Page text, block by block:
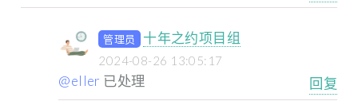
管理员 十年之约项目组
2024-08-26 13:05:17
@eller 已处理 回复